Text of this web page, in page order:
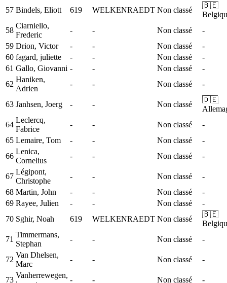
57 Bindels, Eliott 619 WELKENRAEDT Non classé
🇧🇪
58
Ciarniello,
Frederic
- - Non classé
-
59 Drion, Victor - - Non classé
-
60 fagard, juliette - - Non classé
-
61 Gallo, Giovanni - - Non classé
-
62
Haniken,
Adrien
- - Non classé -
63 Janhsen, Joerg - - Non classé
🇩🇪
64
Leclercq,
Fabrice
- - Non classé
-
65 Lemaire, Tom - - Non classé
-
66
Lenica,
Cornelius
- - Non classé -
67
Légipont,
Christophe
- - Non classé
-
68 Martin, John - - Non classé
-
69 Rayee, Julien - - Non classé
-
70 Sghir, Noah 619 WELKENRAEDT Non classé
🇧🇪
71
Timmermans,
Stephan
- - Non classé -
72
Van Dhelsen,
Marc
- - Non classé -
73
Vanherrewegen,
- - Non classé -